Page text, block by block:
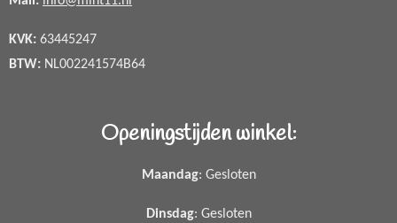
KVK: 63445247
BTW: NL002241574B64
Openingstijden winkel:
Maandag: Gesloten
Dinsdag: Gesloten